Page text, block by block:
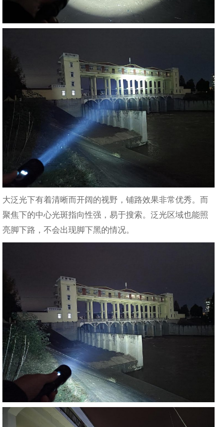
大泛光下有着清晰而开阔的视野，铺路效果非常优秀。而
聚焦下的中心光斑指向性强，易于搜索。泛光区域也能照
亮脚下路，不会出现脚下黑的情况。